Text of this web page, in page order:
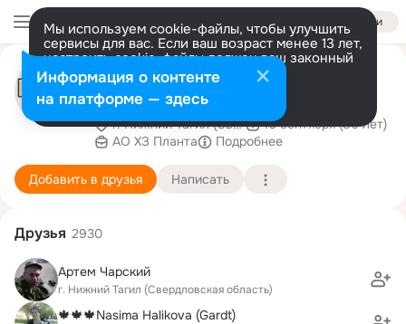
Войти
Мы используем cookie-файлы, чтобы улучшить
сервисы для вас. Если ваш возраст менее 13 лет,
настроить cookie-файлы должен ваш законный
представитель. Больше информации
Разрешить все Настроить
Планта Кухни Мебель Нижний
Тагил
г. Нижний Тагил (Свердловская область)
10 сентября (86 лет)
АО ХЗ Планта
Подробнее
Добавить в друзья Написать
Друзья 2930
Артем Чарский
г. Нижний Тагил (Свердловская область)
🍁🍁🍁Nasima Halikova (Gardt)
Информация о контенте
на платформе — здесь